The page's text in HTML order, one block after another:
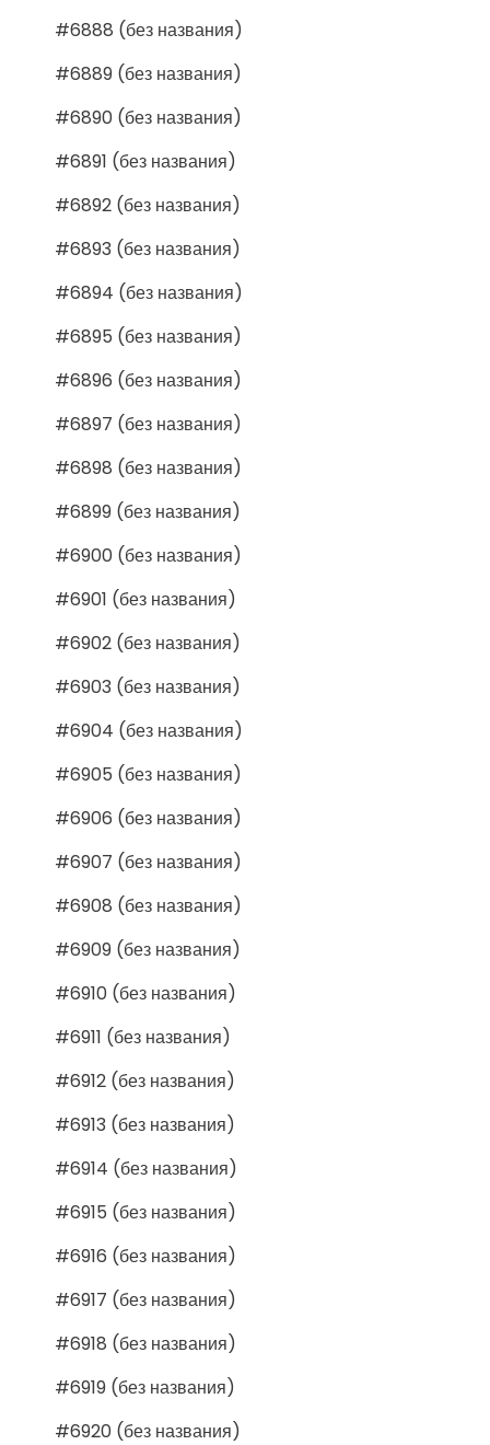
#6888 (без названия)
#6889 (без названия)
#6890 (без названия)
#6891 (без названия)
#6892 (без названия)
#6893 (без названия)
#6894 (без названия)
#6895 (без названия)
#6896 (без названия)
#6897 (без названия)
#6898 (без названия)
#6899 (без названия)
#6900 (без названия)
#6901 (без названия)
#6902 (без названия)
#6903 (без названия)
#6904 (без названия)
#6905 (без названия)
#6906 (без названия)
#6907 (без названия)
#6908 (без названия)
#6909 (без названия)
#6910 (без названия)
#6911 (без названия)
#6912 (без названия)
#6913 (без названия)
#6914 (без названия)
#6915 (без названия)
#6916 (без названия)
#6917 (без названия)
#6918 (без названия)
#6919 (без названия)
#6920 (без названия)